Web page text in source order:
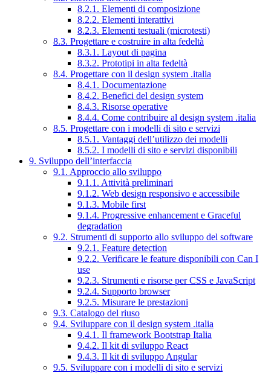
8.2.1. Elementi di composizione
8.2.2. Elementi interattivi
8.2.3. Elementi testuali (microtesti)
8.3. Progettare e costruire in alta fedeltà
8.3.1. Layout di pagina
8.3.2. Prototipi in alta fedeltà
8.4. Progettare con il design system .italia
8.4.1. Documentazione
8.4.2. Benefici del design system
8.4.3. Risorse operative
8.4.4. Come contribuire al design system .italia
8.5. Progettare con i modelli di sito e servizi
8.5.1. Vantaggi dell’utilizzo dei modelli
8.5.2. I modelli di sito e servizi disponibili
9. Sviluppo dell’interfaccia
9.1. Approccio allo sviluppo
9.1.1. Attività preliminari
9.1.2. Web design responsivo e accessibile
9.1.3. Mobile first
9.1.4. Progressive enhancement e Graceful
degradation
9.2. Strumenti di supporto allo sviluppo del software
9.2.1. Feature detection
9.2.2. Verificare le feature disponibili con Can I
use
9.2.3. Strumenti e risorse per CSS e JavaScript
9.2.4. Supporto browser
9.2.5. Misurare le prestazioni
9.3. Catalogo del riuso
9.4. Sviluppare con il design system .italia
9.4.1. Il framework Bootstrap Italia
9.4.2. Il kit di sviluppo React
9.4.3. Il kit di sviluppo Angular
9.5. Sviluppare con i modelli di sito e servizi